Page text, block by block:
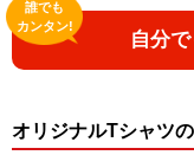
自分
誰でも
カンタン!
オリジナルTシャツ